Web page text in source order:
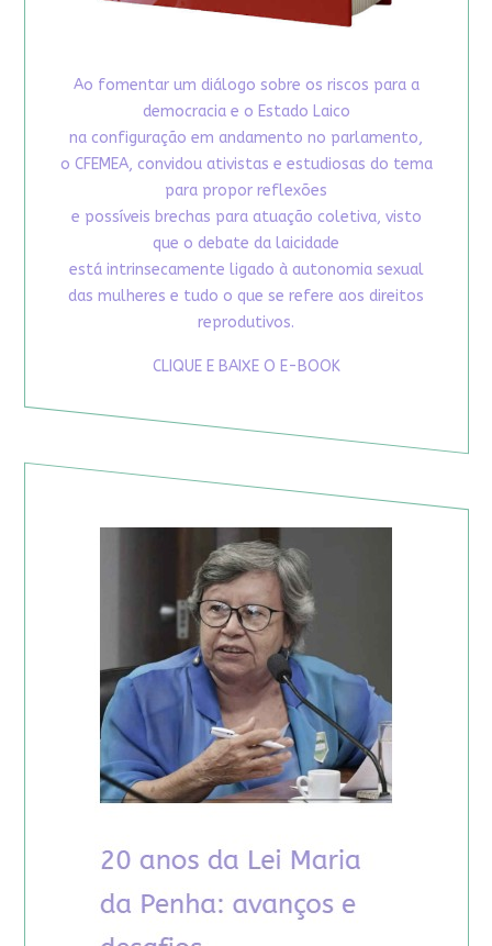
Ao fomentar um diálogo sobre os riscos para a
democracia e o Estado Laico
na configuração em andamento no parlamento,
o CFEMEA, convidou ativistas e estudiosas do tema
para propor reflexões
e possíveis brechas para atuação coletiva, visto
que o debate da laicidade
está intrinsecamente ligado à autonomia sexual
das mulheres e tudo o que se refere aos direitos
reprodutivos.
CLIQUE E BAIXE O E-BOOK